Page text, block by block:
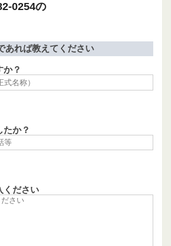
0254の
あれば教えてください
か？
たか？
ください